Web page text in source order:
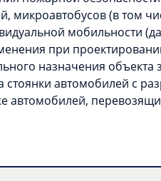
микроавтобусов (в том
мобильности
при
назначения объекта
стоянки автомобилей с
автомобилей,